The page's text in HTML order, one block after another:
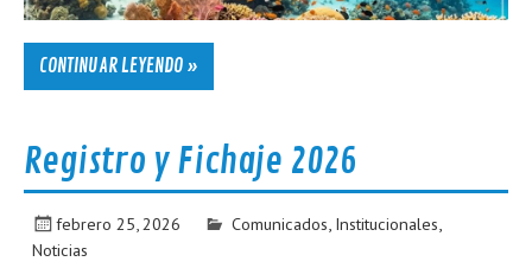
CONTINUAR LEYENDO »
Registro y Fichaje 2026
febrero 25, 2026 Comunicados Institucionales
Noticias